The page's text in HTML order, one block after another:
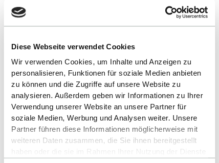
Diese Webseite verwendet Cookies
Wir verwenden Cookies, um Inhalte und Anzeigen zu
personalisieren, Funktionen für soziale Medien anbieten
zu können und die Zugriffe auf unsere Website zu
analysieren. Außerdem geben wir Informationen zu Ihrer
Verwendung unserer Website an unsere Partner für
soziale Medien, Werbung und Analysen weiter. Unsere
Partner führen diese Informationen möglicherweise mit
weiteren Daten zusammen, die Sie ihnen bereitgestellt
VIRTUELLE INFO SESSIONS
Studienangebot
Unsere Bachelor- und Masterstudiengänge bereiten